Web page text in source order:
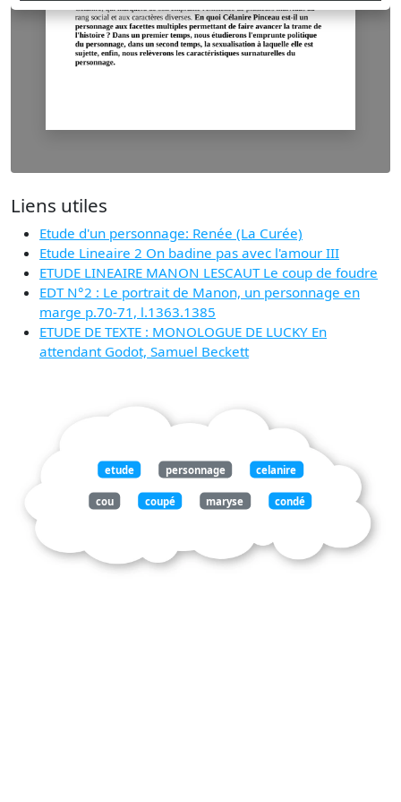
Liens utiles
Etude d'un personnage: Renée (La Curée)
Etude Lineaire 2 On badine pas avec l'amour III
ETUDE LINEAIRE MANON LESCAUT Le coup de foudre
EDT N°2 : Le portrait de Manon, un personnage en
marge p.70-71, l.1363.1385
ETUDE DE TEXTE : MONOLOGUE DE LUCKY En
attendant Godot, Samuel Beckett
etude personnage celanire
cou coupé maryse condé